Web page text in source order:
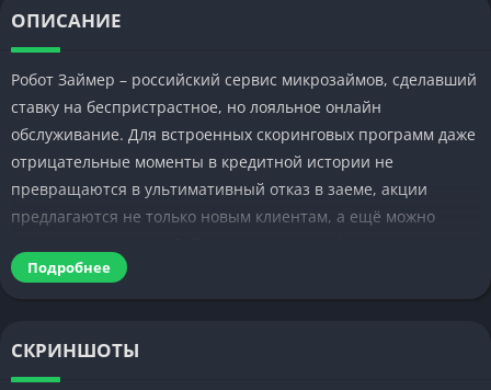
ОПИСАНИЕ
Робот Займер – российский сервис микрозаймов, сделавший
ставку на беспристрастное, но лояльное онлайн
обслуживание. Для встроенных скоринговых программ даже
отрицательные моменты в кредитной истории не
превращаются в ультимативный отказ в заеме, акции
предлагаются не только новым клиентам, а ещё можно
проблем будет ближе.
Подробнее
СКРИНШОТЫ